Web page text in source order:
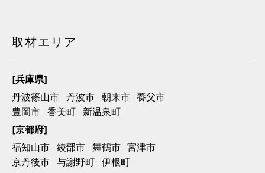
取材エリア
[兵庫県]
丹波篠山市
丹波市 朝来市
養父市
豊岡市
香美町
新温泉町
[京都府]
福知山市
綾部市 舞鶴市
宮津市
京丹後市
与謝野町
伊根町